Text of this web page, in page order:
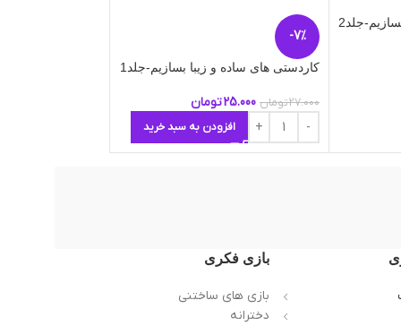
جلد2
-7%
کاردستی های ساده و زیبا بسازیم-جلد1
27.000تومان 25.000تومان
افزودن به سبد خرید
بازی فکری
بازی های ساختنی
دخترانه